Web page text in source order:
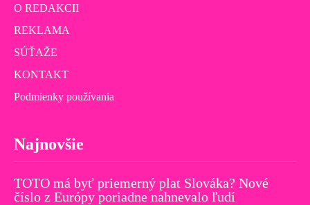
O REDAKCII
REKLAMA
SÚŤAŽE
KONTAKT
Podmienky používania
Najnovšie
TOTO má byť priemerný plat Slováka? Nové
číslo z Európy poriadne nahnevalo ľudí